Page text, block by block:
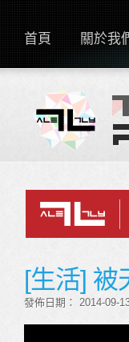
首頁 關於我
[生活] 被
發佈日期： 2014-09-